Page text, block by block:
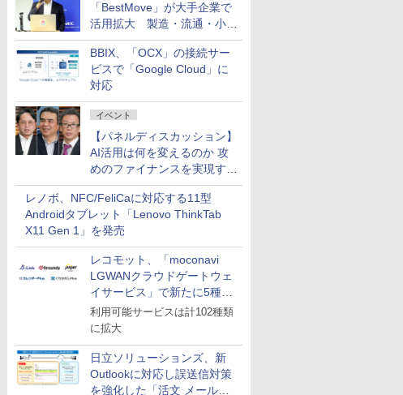
「BestMove」が大手企業で
活用拡大 製造・流通・小売
企業・広告代理店などが実装
フェーズへ
BBIX、「OCX」の接続サー
ビスで「Google Cloud」に
対応
イベント
【パネルディスカッション】
AI活用は何を変えるのか 攻
めのファイナンスを実現する
業務設計とマインドセット変
革
レノボ、NFC/FeliCaに対応する11型
Androidタブレット「Lenovo ThinkTab
X11 Gen 1」を発売
レコモット、「moconavi
LGWANクラウドゲートウェ
イサービス」で新たに5種類
のサービスと連携開始
利用可能サービスは計102種類
に拡大
日立ソリューションズ、新
Outlookに対応し誤送信対策
を強化した「活文 メール誤